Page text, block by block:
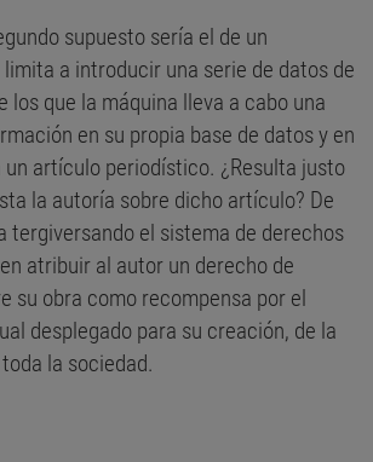
supuesto sería el de un
a introducir una serie de datos de
los que la máquina lleva a cabo una
en su propia base de datos y en
artículo periodístico. ¿Resulta justo
la autoría sobre dicho artículo? De
tergiversando el sistema de derechos
atribuir al autor un derecho de
su obra como recompensa por el
desplegado para su creación, de la
la sociedad.